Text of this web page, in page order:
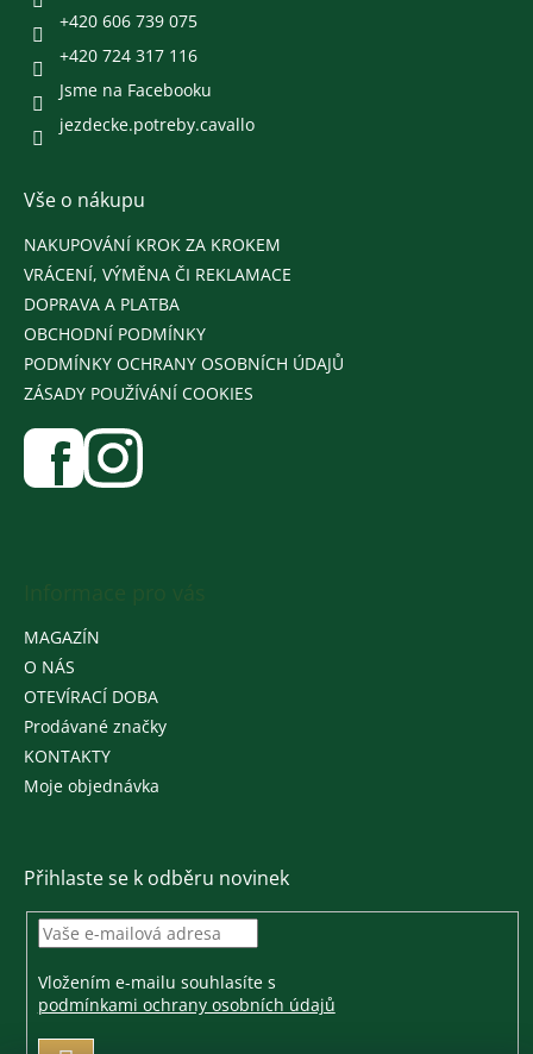
+420 606 739 075
+420 724 317 116
Jsme na Facebooku
jezdecke.potreby.cavallo
Vše o nákupu
NAKUPOVÁNÍ KROK ZA KROKEM
VRÁCENÍ, VÝMĚNA ČI REKLAMACE
DOPRAVA A PLATBA
OBCHODNÍ PODMÍNKY
PODMÍNKY OCHRANY OSOBNÍCH ÚDAJŮ
ZÁSADY POUŽÍVÁNÍ COOKIES
MAGAZÍN
O NÁS
OTEVÍRACÍ DOBA
Prodávané značky
KONTAKTY
Moje objednávka
Přihlaste se k odběru novinek
Vložením e-mailu souhlasíte s
podmínkami ochrany osobních údajů